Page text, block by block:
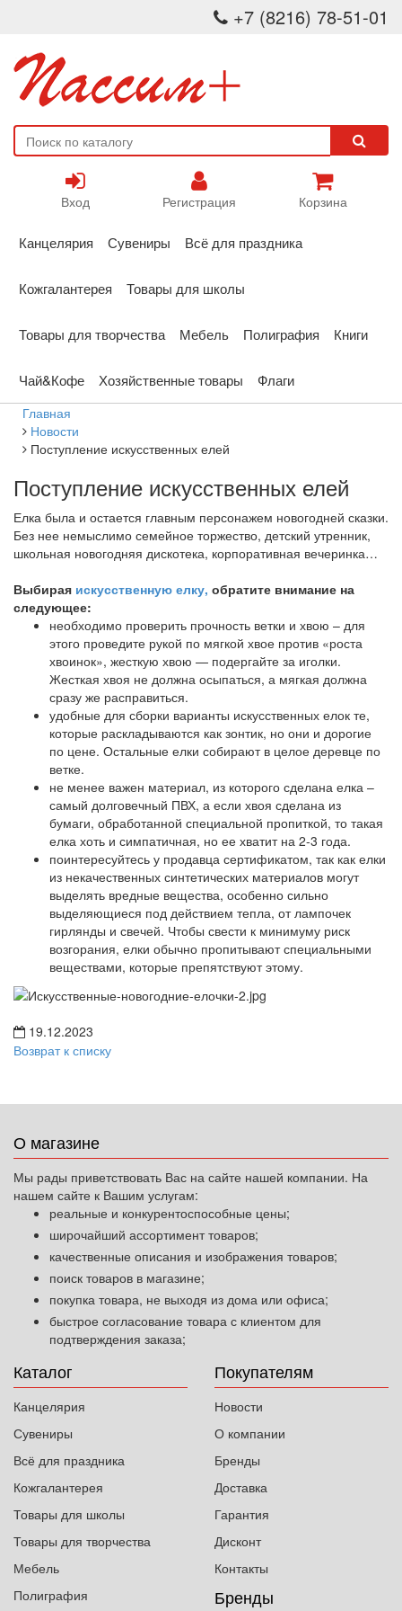
+7 (8216) 78-51-01
Вход Регистрация Корзина
Канцелярия Сувениры Всё для праздника
Кожгалантерея Товары для школы
Товары для творчества Мебель Полиграфия Книги
Чай&Кофе Хозяйственные товары Флаги
Главная
Новости
Поступление искусственных елей
Поступление искусственных елей
Елка была и остается главным персонажем новогодней сказки.
Без нее немыслимо семейное торжество, детский утренник,
школьная новогодняя дискотека, корпоративная вечеринка…
Выбирая искусственную елку, обратите внимание на
следующее:
необходимо проверить прочность ветки и хвою – для
этого проведите рукой по мягкой хвое против «роста
хвоинок», жесткую хвою — подергайте за иголки.
Жесткая хвоя не должна осыпаться, а мягкая должна
сразу же расправиться.
удобные для сборки варианты искусственных елок те,
которые раскладываются как зонтик, но они и дорогие
по цене. Остальные елки собирают в целое деревце по
ветке.
не менее важен материал, из которого сделана елка –
самый долговечный ПВХ, а если хвоя сделана из
бумаги, обработанной специальной пропиткой, то такая
елка хоть и симпатичная, но ее хватит на 2-3 года.
поинтересуйтесь у продавца сертификатом, так как елки
из некачественных синтетических материалов могут
выделять вредные вещества, особенно сильно
выделяющиеся под действием тепла, от лампочек
гирлянды и свечей. Чтобы свести к минимуму риск
возгорания, елки обычно пропитывают специальными
веществами, которые препятствуют этому.
19.12.2023
Возврат к списку
О магазине
Мы рады приветствовать Вас на сайте нашей компании. На
нашем сайте к Вашим услугам:
реальные и конкурентоспособные цены;
широчайший ассортимент товаров;
качественные описания и изображения товаров;
поиск товаров в магазине;
покупка товара, не выходя из дома или офиса;
быстрое согласование товара с клиентом для
подтверждения заказа;
Каталог
Канцелярия
Сувениры
Всё для праздника
Кожгалантерея
Товары для школы
Товары для творчества
Мебель
Полиграфия
Покупателям
Новости
О компании
Бренды
Доставка
Гарантия
Дисконт
Контакты
Бренды